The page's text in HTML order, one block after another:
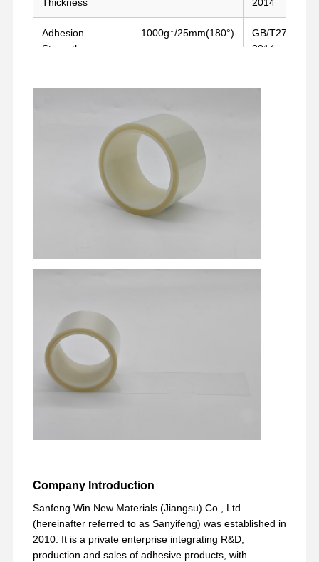
फैक्टरी यात्रा गुणवत्ता नियंत्रण
मास्किंग टेप
पीईटी फिल्म
पीटीएफई टेप
Adhesion
Strength
1000g↑/25mm(180°)
GB/T2792-
2014
Company Introduction
Sanfeng Win New Materials (Jiangsu) Co., Ltd.
(hereinafter referred to as Sanyifeng) was established in
2010. It is a private enterprise integrating R&D,
production and sales of adhesive products, with